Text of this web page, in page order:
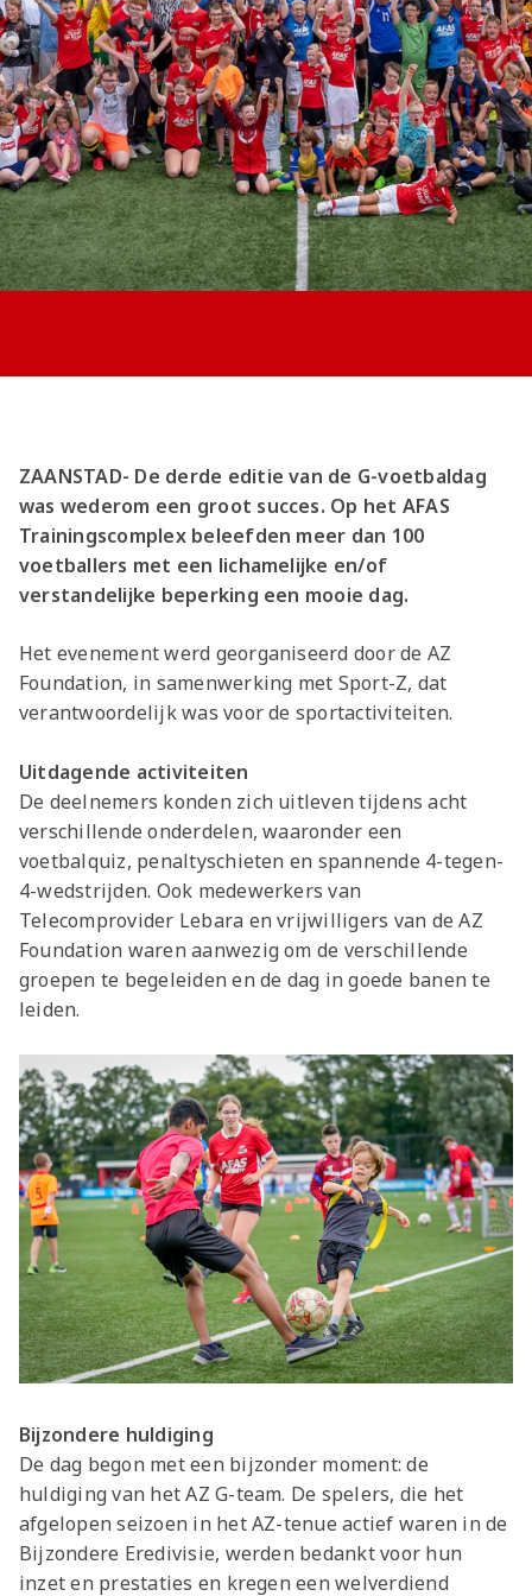
Jong AZ
Seizoenkaart
ZAANSTAD- De derde editie van de G-voetbaldag
was wederom een groot succes. Op het AFAS
Trainingscomplex beleefden meer dan 100
voetballers met een lichamelijke en/of
verstandelijke beperking een mooie dag.
Het evenement werd georganiseerd door de AZ
Foundation, in samenwerking met Sport-Z, dat
verantwoordelijk was voor de sportactiviteiten.
Uitdagende activiteiten
De deelnemers konden zich uitleven tijdens acht
verschillende onderdelen, waaronder een
voetbalquiz, penaltyschieten en spannende 4-tegen-
4-wedstrijden. Ook medewerkers van
Telecomprovider Lebara en vrijwilligers van de AZ
Foundation waren aanwezig om de verschillende
groepen te begeleiden en de dag in goede banen te
leiden.
Bijzondere huldiging
De dag begon met een bijzonder moment: de
huldiging van het AZ G-team. De spelers, die het
afgelopen seizoen in het AZ-tenue actief waren in de
Bijzondere Eredivisie, werden bedankt voor hun
inzet en prestaties en kregen een welverdiend